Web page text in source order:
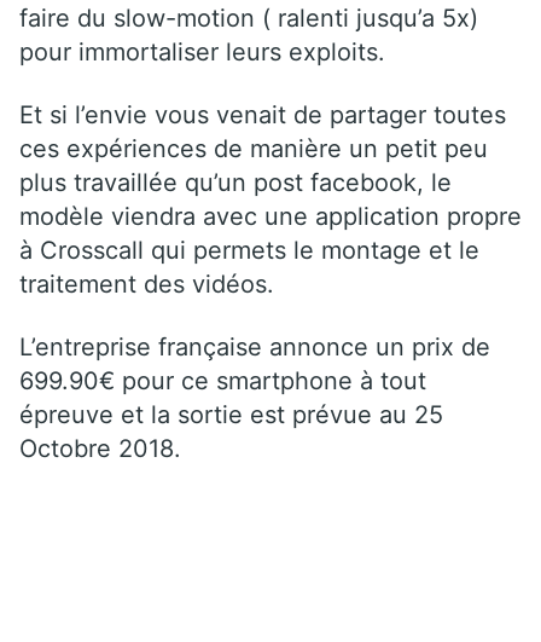
faire du slow-motion ( ralenti jusqu’a 5x)
pour immortaliser leurs exploits.
Et si l’envie vous venait de partager toutes
ces expériences de manière un petit peu
plus travaillée qu’un post facebook, le
modèle viendra avec une application propre
à Crosscall qui permets le montage et le
traitement des vidéos.
L’entreprise française annonce un prix de
699.90€ pour ce smartphone à tout
épreuve et la sortie est prévue au 25
Octobre 2018.